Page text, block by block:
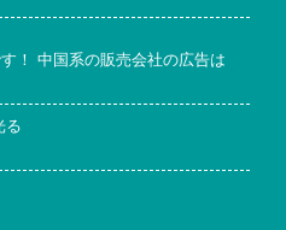
！ 中国系の販売会社の広告は
る